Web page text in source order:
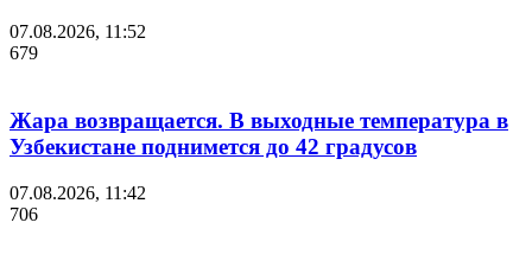
07.08.2026, 11:52
679
Жара возвращается. В выходные температура в
Узбекистане поднимется до 42 градусов
07.08.2026, 11:42
706